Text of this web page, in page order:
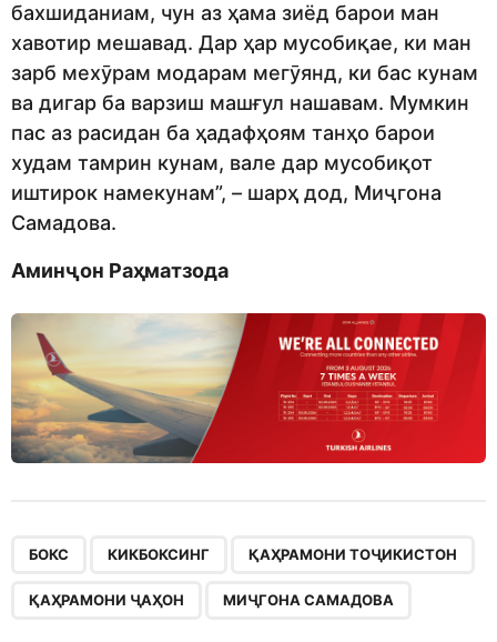
бахшиданиам, чун аз ҳама зиёд барои ман
хавотир мешавад. Дар ҳар мусобиқае, ки ман
зарб мехӯрам модарам мегӯянд, ки бас кунам
ва дигар ба варзиш машғул нашавам. Мумкин
пас аз расидан ба ҳадафҳоям танҳо барои
худам тамрин кунам, вале дар мусобиқот
иштирок намекунам”, – шарҳ дод, Миҷгона
Самадова.
Аминҷон Раҳматзода
БОКС КИКБОКСИНГ ҚАҲРАМОНИ ТОҶИКИСТОН
ҚАҲРАМОНИ ҶАҲОН МИҶГОНА САМАДОВА